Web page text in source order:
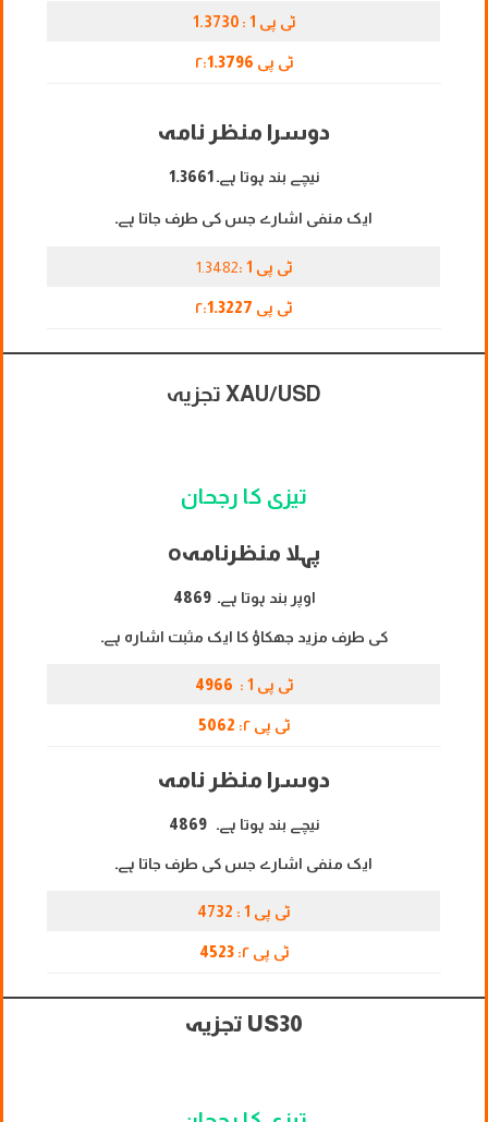
ٹی پی 1 : 1.3730
ٹی پی ۲: 1.3796
دوسرا منظر نامہ
نیچے بند ہوتا ہے۔ 1.3661
ایک منفی اشارے جس کی طرف جاتا ہے۔
ٹی پی 1 : 1.3482
ٹی پی ۲: 1.3227
XAU/USD تجزیہ
تیزی کا رجحان
پہلا منظرنامہo
اوپر بند ہوتا ہے۔ 4869
کی طرف مزید جھکاؤ کا ایک مثبت اشارہ ہے۔
ٹی پی 1 : 4966
ٹی پی ۲: 5062
دوسرا منظر نامہ
نیچے بند ہوتا ہے۔ 4869
ایک منفی اشارے جس کی طرف جاتا ہے۔
ٹی پی 1 : 4732
ٹی پی ۲: 4523
US30 تجزیہ